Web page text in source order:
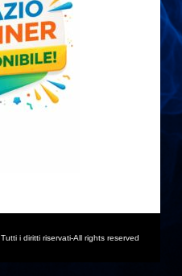
Tutti i diritti riservati-All rights reserved